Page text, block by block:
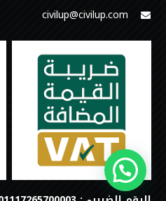
civilup@civilup.com